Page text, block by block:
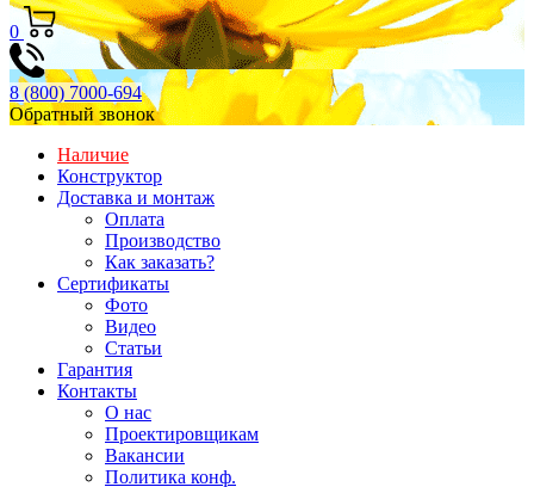
0
8 (800) 7000-694
Обратный звонок
Наличие
Конструктор
Доставка и монтаж
Оплата
Производство
Как заказать?
Сертификаты
Фото
Видео
Статьи
Гарантия
Контакты
О нас
Проектировщикам
Вакансии
Политика конф.